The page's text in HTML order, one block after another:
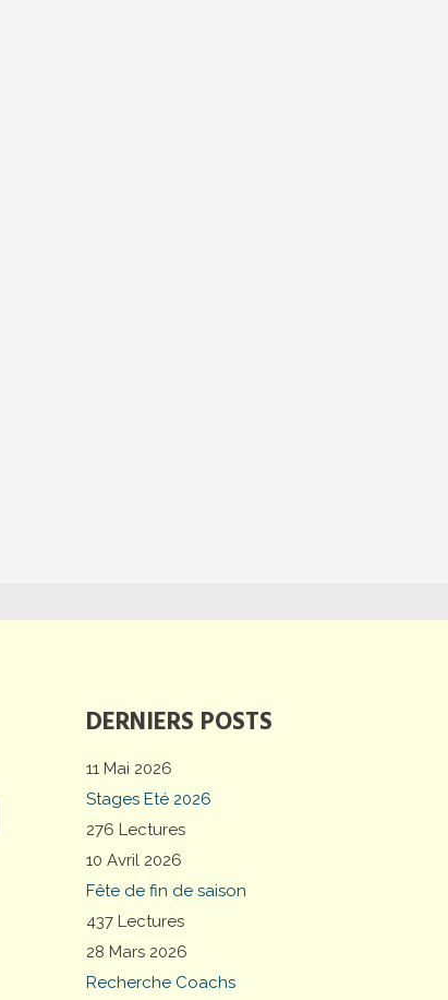
DERNIERS POSTS
11 Mai 2026
Stages Eté 2026
276 Lectures
10 Avril 2026
Fête de fin de saison
437 Lectures
28 Mars 2026
Recherche Coachs